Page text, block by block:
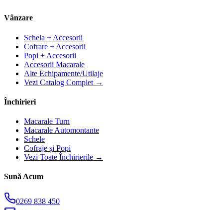
Vânzare
Schela + Accesorii
Cofrare + Accesorii
Popi + Accesorii
Accesorii Macarale
Alte Echipamente/Utilaje
Vezi Catalog Complet →
Închirieri
Macarale Turn
Macarale Automontante
Schele
Cofraje și Popi
Vezi Toate Închirierile →
Sună Acum
0269 838 450